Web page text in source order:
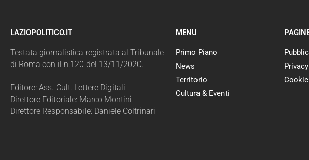
LAZIOPOLITICO.IT
Testata giornalistica registrata al Tribunale
di Roma con il n.120 del 13/11/2020.
Editore: Ass. Cult. Lettere Digitali
Direttore Editoriale: Marco Montini
Direttore Responsabile: Daniele Coltrinari
MENU
Primo Piano
News
Territorio
Cultura & Eventi